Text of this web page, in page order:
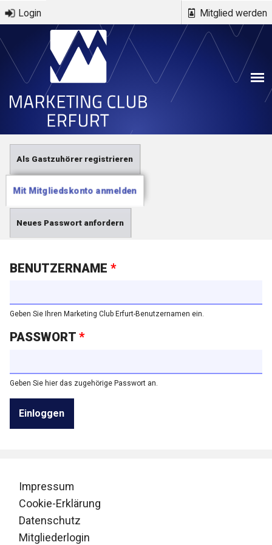
Direkt zum Inhalt
Login Mitglied werden
Haupt-Reiter
Als Gastzuhörer registrieren
Mit Mitgliedskonto anmelden(aktiver
Reiter)
Neues Passwort anfordern
BENUTZERNAME *
Geben Sie Ihren Marketing Club Erfurt-Benutzernamen ein.
PASSWORT *
Geben Sie hier das zugehörige Passwort an.
Impressum
Cookie-Erklärung
Datenschutz
Mitgliederlogin